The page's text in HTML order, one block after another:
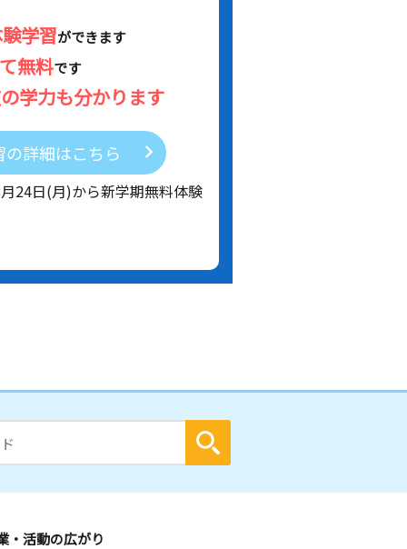
学習ができます
無料です
学力も分かります
詳細はこちら
24日(月)から新学期無料体験
・活動の広がり